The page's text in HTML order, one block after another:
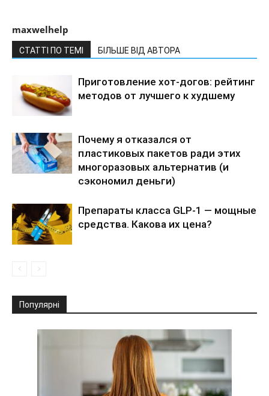
maxwelhelp
СТАТТІ ПО ТЕМІ БІЛЬШЕ ВІД АВТОРА
Приготовление хот-догов: рейтинг
методов от лучшего к худшему
Почему я отказался от
пластиковых пакетов ради этих
многоразовых альтернатив (и
сэкономил деньги)
Препараты класса GLP-1 — мощные
средства. Какова их цена?
Популярні